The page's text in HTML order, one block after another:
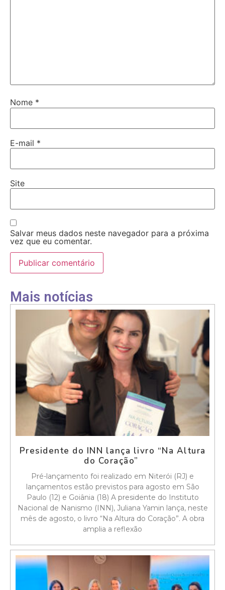
Nome *
E-mail *
Site
Salvar meus dados neste navegador para a próxima
vez que eu comentar.
Mais notícias
Presidente do INN lança livro “Na Altura
do Coração”
Pré-lançamento foi realizado em Niterói (RJ) e
lançamentos estão previstos para agosto em São
Paulo (12) e Goiânia (18) A presidente do Instituto
Nacional de Nanismo (INN), Juliana Yamin lança, neste
mês de agosto, o livro “Na Altura do Coração”. A obra
amplia a reflexão